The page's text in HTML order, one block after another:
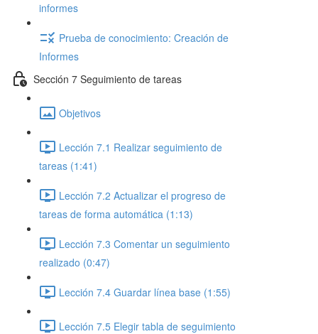
informes
Prueba de conocimiento: Creación de
Informes
Sección 7 Seguimiento de tareas
Objetivos
Lección 7.1 Realizar seguimiento de
tareas (1:41)
Lección 7.2 Actualizar el progreso de
tareas de forma automática (1:13)
Lección 7.3 Comentar un seguimiento
realizado (0:47)
Lección 7.4 Guardar línea base (1:55)
Lección 7.5 Elegir tabla de seguimiento